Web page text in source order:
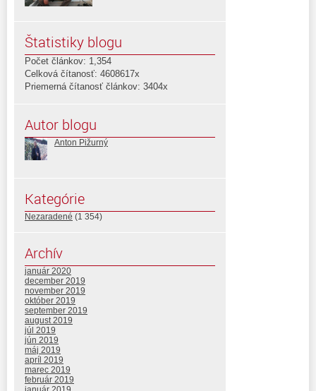
Štatistiky blogu
Počet článkov: 1,354
Celková čítanosť: 4608617x
Priemerná čítanosť článkov: 3404x
Autor blogu
Anton Pižurný
Kategórie
Nezaradené (1 354)
Archív
január 2020
december 2019
november 2019
október 2019
september 2019
august 2019
júl 2019
jún 2019
máj 2019
apríl 2019
marec 2019
február 2019